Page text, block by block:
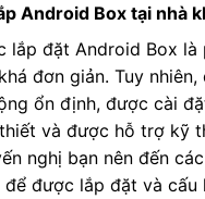
Android Box tại nhà
lắp đặt Android Box là
đơn giản. Tuy nhiên,
ổn định, được cài
và được hỗ trợ kỹ
nghị bạn nên đến
để được lắp đặt và cấu